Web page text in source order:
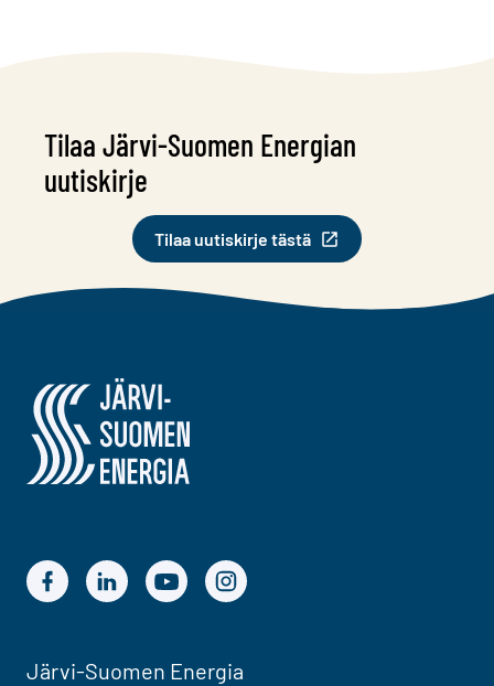
Tilaa Järvi-Suomen Energian
uutiskirje
Tilaa uutiskirje tästä
Järvi-Suomen Energia
Järvi-Suomen Energian Facebook
Järvi-Suomen Energian LinkedIn
Järvi-Suomen Energian YouTube
Järvi-Suomen Energian Instagram
Järvi-Suomen Energia